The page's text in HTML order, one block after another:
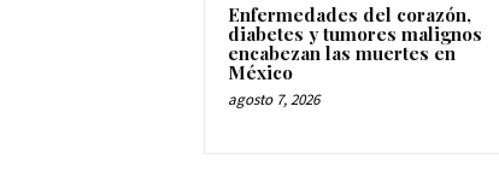
Enfermedades del corazón,
diabetes y tumores malignos
encabezan las muertes en
México
agosto 7, 2026